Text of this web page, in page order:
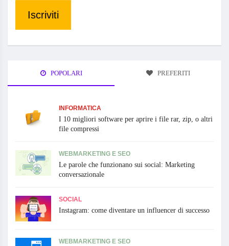
Iscriviti
POPOLARI PREFERITI
INFORMATICA
I 10 migliori software per aprire i file rar, zip, o altri
file compressi
WEBMARKETING E SEO
Le parole che funzionano sui social: Marketing
conversazionale
SOCIAL
Instagram: come diventare un influencer di successo
WEBMARKETING E SEO